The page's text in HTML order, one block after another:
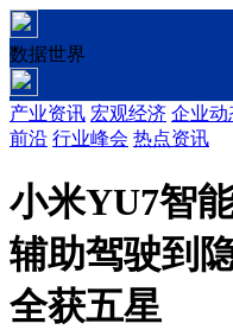
数据世界
产业资讯 宏观经济 企业动
前沿 行业峰会 热点资讯
小米YU7智
辅助驾驶到
全获五星